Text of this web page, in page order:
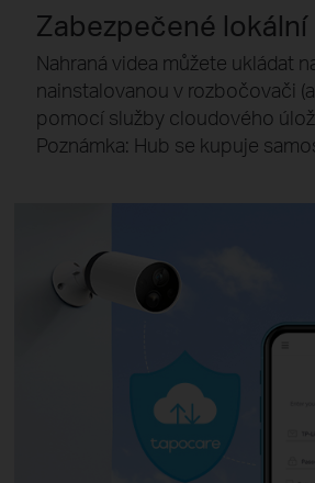
Zabezpečené
Nahraná videa můžete ukládat
nainstalovanou v rozbočovači
pomocí služby cloudového
Poznámka: Hub se kupuje